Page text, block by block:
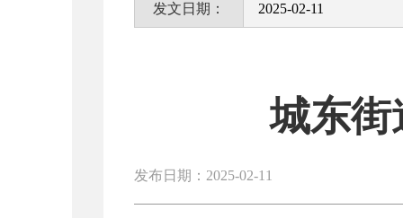
发文日期： 2025-02-11
城东街
发布日期：2025-02-11